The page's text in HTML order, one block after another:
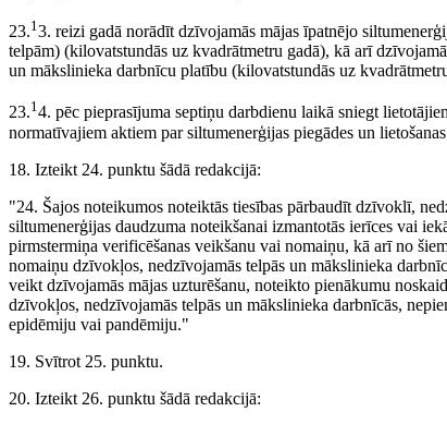
23.1 3. reizi gadā norādīt dzīvojamās mājas īpatnējo
telpām) (kilovatstundās uz kvadrātmetru gadā), kā arī
un mākslinieka darbnīcu platību (kilovatstundās uz
23.14. pēc pieprasījuma septiņu darbdienu laikā sniegt
normatīvajiem aktiem par siltumenerģijas piegādes un
18. Izteikt 24. punktu šādā redakcijā:
"24. Šajos noteikumos noteiktās tiesības pārbaudīt dzīvoklī,
siltumenerģijas daudzuma noteikšanai izmantotās ierīces vai
pirmstermiņa verificēšanas veikšanu vai nomaiņu, kā arī no
nomaiņu dzīvokļos, nedzīvojamās telpās un mākslinieka
veikt dzīvojamās mājas uzturēšanu, noteikto pienākumu
dzīvokļos, nedzīvojamās telpās un mākslinieka darbnīcās,
epidēmiju vai pandēmiju."
19. Svītrot 25. punktu.
20. Izteikt 26. punktu šādā redakcijā: